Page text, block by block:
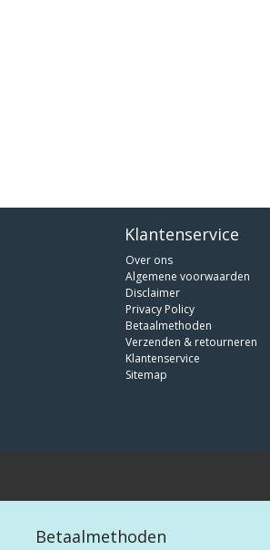
Klantenservice
Over ons
Algemene voorwaarden
Disclaimer
Privacy Policy
Betaalmethoden
Verzenden & retourneren
Klantenservice
Sitemap
Betaalmethoden